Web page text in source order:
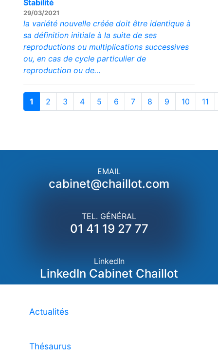
Stabilité
29/03/2021
la variété nouvelle créée doit être identique à
sa définition initiale à la suite de ses
reproductions ou multiplications successives
ou, en cas de cycle particulier de
reproduction ou de…
1 2 3 4 5 6 7 8 9 10 11
EMAIL
cabinet@chaillot.com
TEL. GÉNÉRAL
01 41 19 27 77
LinkedIn
LinkedIn Cabinet Chaillot
Actualités
Thésaurus